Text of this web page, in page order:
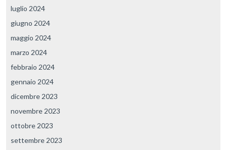
luglio 2024
giugno 2024
maggio 2024
marzo 2024
febbraio 2024
gennaio 2024
dicembre 2023
novembre 2023
ottobre 2023
settembre 2023